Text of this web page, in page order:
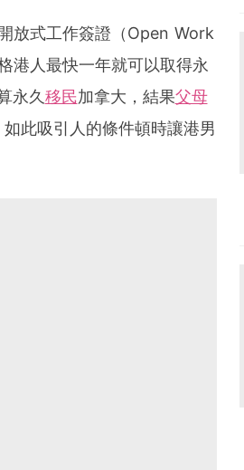
放式工作簽證（Open Work
港人最快一年就可以取得永
永久移民加拿大，結果父母
此吸引人的條件頓時讓港男